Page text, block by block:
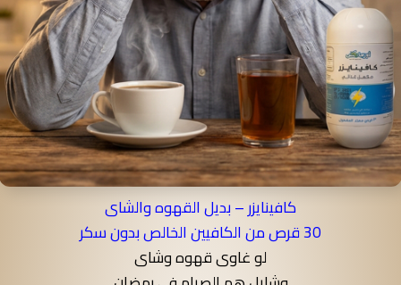
كافينايزر – بديل القهوه والشاى
30 قرص من الكافيين الخالص بدون سكر
لو غاوى قهوه وشاى